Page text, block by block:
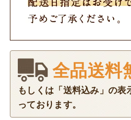
全品送料
もしくは「送料込み」の表
っております。